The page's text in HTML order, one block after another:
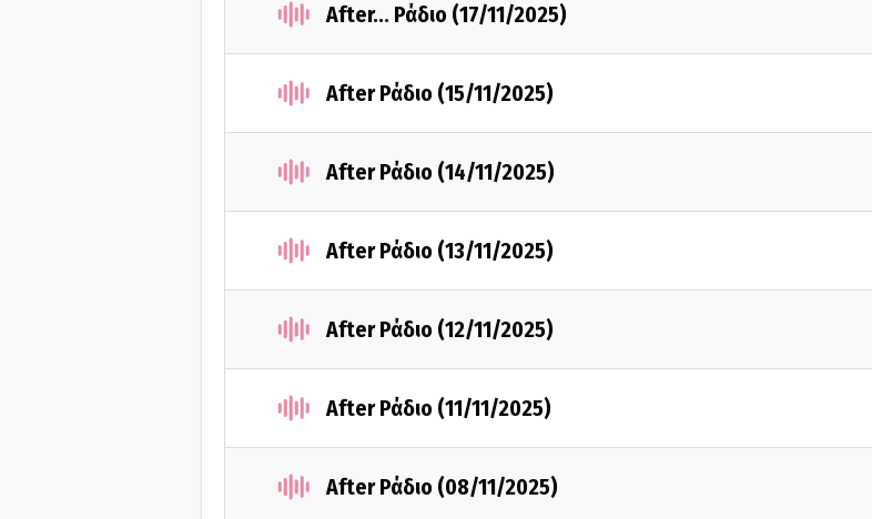
After... Ράδιο (17/11/2025)
After Ράδιο (15/11/2025)
After Ράδιο (14/11/2025)
After Ράδιο (13/11/2025)
After Ράδιο (12/11/2025)
After Ράδιο (11/11/2025)
After Ράδιο (08/11/2025)